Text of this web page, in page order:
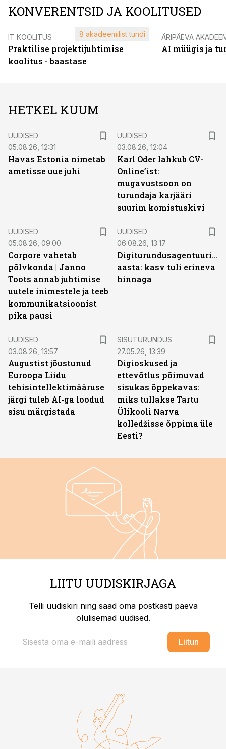
KONVERENTSID JA KOOLITUSED
IT KOOLITUS
Praktilise projektijuhtimise
koolitus - baastase
8 akadeemilist tundi ÄRIPÄEVA
AI müügis ja
HETKEL KUUM
UUDISED
05.08.26, 12:31
Havas Estonia nimetab
ametisse uue juhi
UUDISED
03.08.26, 12:04
Karl Oder lahkub CV-
Online’ist:
mugavustsoon on
turundaja karjääri
suurim komistuskivi
UUDISED
05.08.26, 09:00
Corpore vahetab
põlvkonda | Janno
Toots annab juhtimise
uutele inimestele ja teeb
kommunikatsioonist
pika pausi
UUDISED
06.08.26, 13:17
Digiturundusagentuuride
aasta: kasv tuli erineva
hinnaga
UUDISED
03.08.26, 13:57
Augustist jõustunud
Euroopa Liidu
tehisintellektimääruse
järgi tuleb AI-ga loodud
sisu märgistada
SISUTURUNDUS
27.05.26, 13:39
Digioskused ja
ettevõtlus põimuvad
sisukas õppekavas:
miks tullakse Tartu
Ülikooli Narva
kolledžisse õppima üle
Eesti?
LIITU UUDISKIRJAGA
Telli uudiskiri ning saad oma postkasti päeva
olulisemad uudised.
Liitun